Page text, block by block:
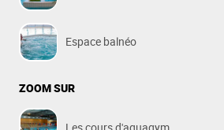
Espace balnéo
ZOOM SUR